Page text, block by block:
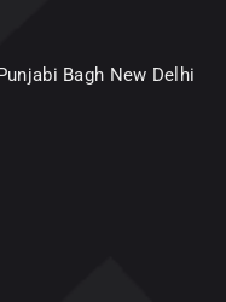
Bagh New Delhi